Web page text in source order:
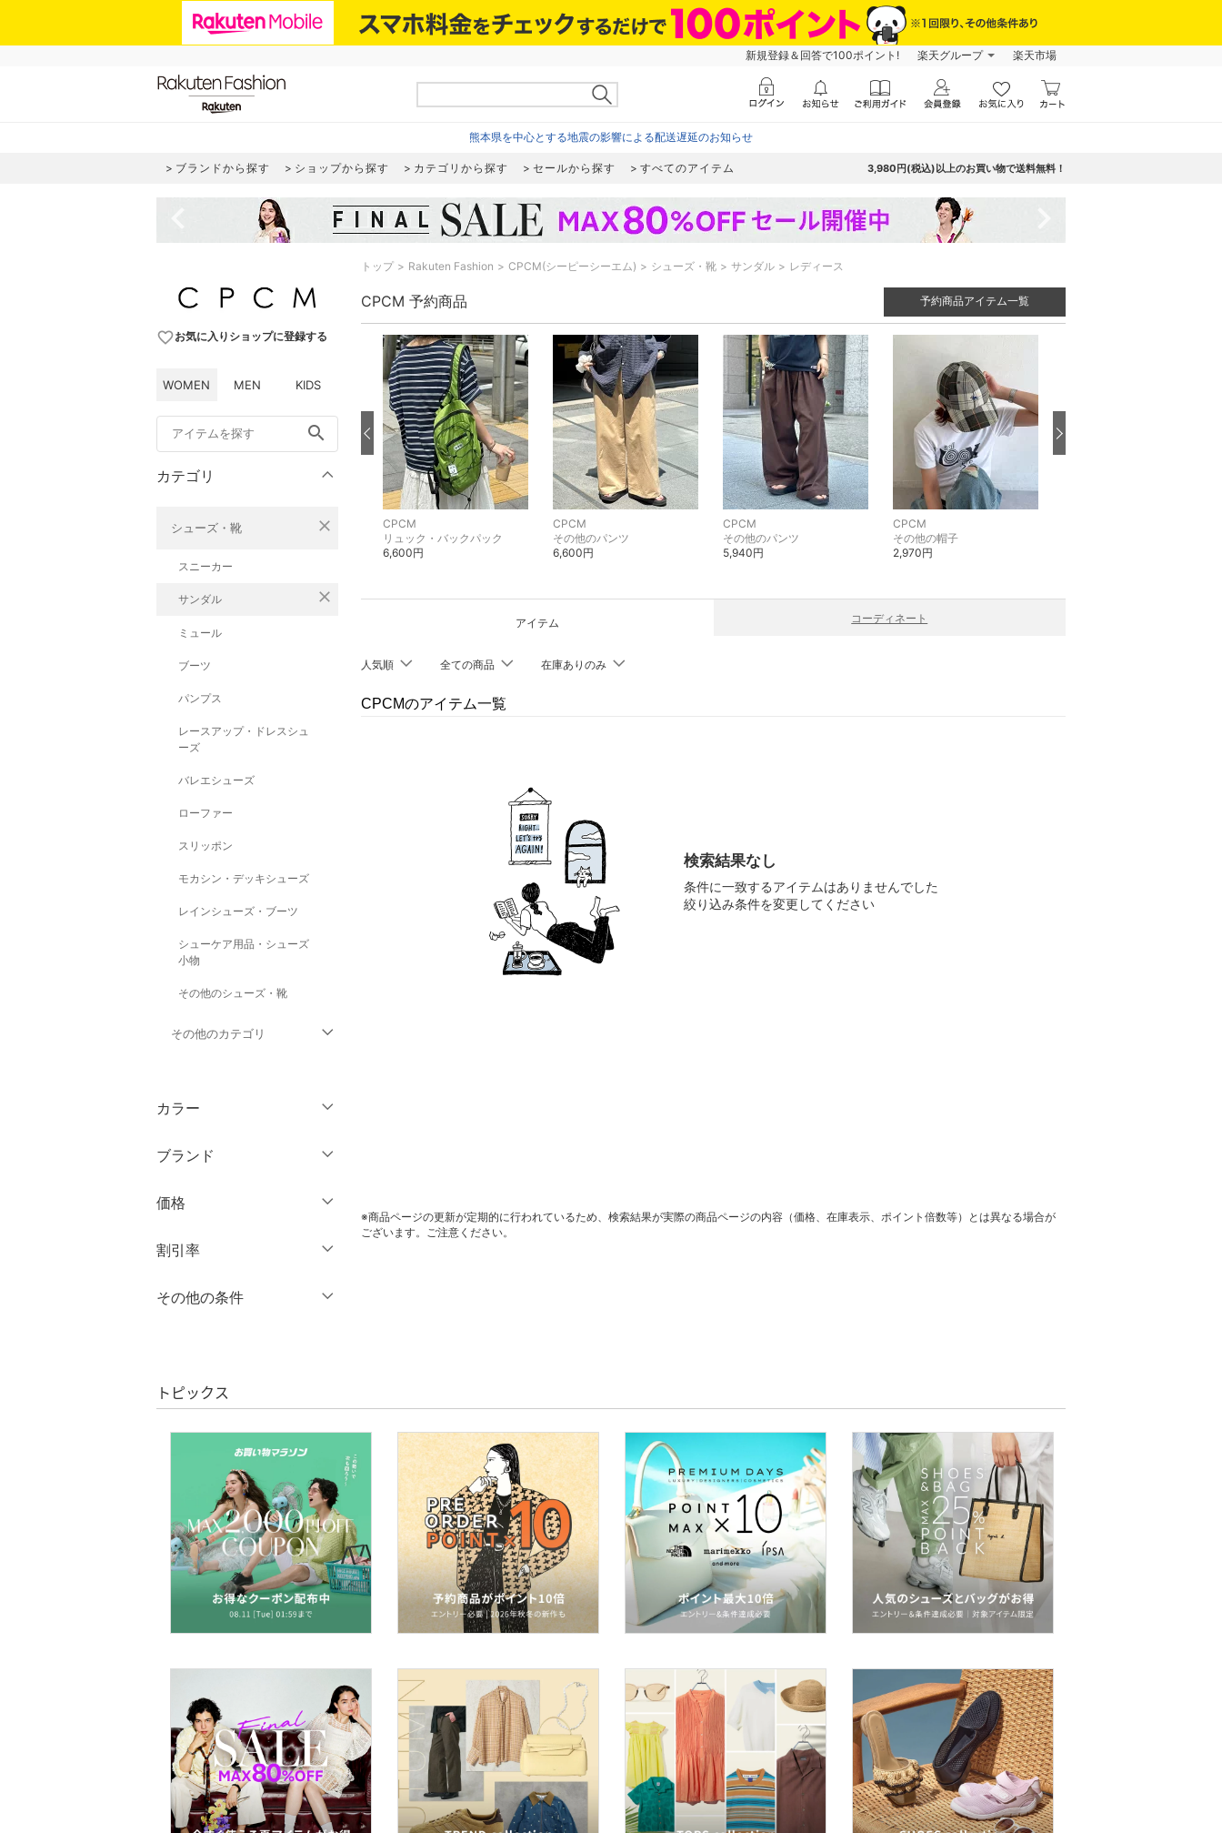
新規登録＆回答で100ポイント! 楽天グループ 楽天市場
熊本県を中心とする地震の影響による配送遅延のお知らせ
ブランドから探す ショップから探す カテゴリから探す セールから探す すべてのアイテム 3,980円(税込)以上のお買い物で送料無料！
favorite_borderお気に入りショップに登録する
WOMEN MEN KIDS
search
カテゴリ
シューズ・靴 close
スニーカー
サンダル close
ミュール
ブーツ
パンプス
レースアップ・ドレスシュ
ーズ
バレエシューズ
ローファー
スリッポン
モカシン・デッキシューズ
レインシューズ・ブーツ
シューケア用品・シューズ
小物
その他のシューズ・靴
その他のカテゴリ
ジャケット・アウター
パンツ
ワンピース・ドレス
スカート
オールインワン・オーバ
ーオール
インナー・ルームウェア
靴下・レッグウェア
ファッション雑貨
アクセサリー・腕時計
財布・ポーチ・ケース
ー用品
スーツ・フォーマル
水着・スイムグッズ
カラー
クリア
ブランド
価格
絞り込み
割引率
％OFF～ ％OFF
その他の条件
クリア 絞り込み
トップ Rakuten Fashion CPCM(シーピーシーエム) シューズ・靴 サンダル レディース
CPCM 予約商品 予約商品アイテム一覧
CPCM
その他のスカート
CPCM
リュック・バックパック
6,600円
CPCM
その他のパンツ
6,600円
CPCM
その他のパンツ
5,940円
CPCM
その他の帽子
2,970円
アイテム コーディネート
人気順 全ての商品 在庫ありのみ
CPCMのアイテム一覧
検索結果なし
条件に一致するアイテムはありませんでした
絞り込み条件を変更してください
※商品ページの更新が定期的に行われているため、検索結果が実際の商品ページの内容（価格、在庫表示、ポイント倍数等）とは異なる場合が
ございます。ご注意ください。
トピックス